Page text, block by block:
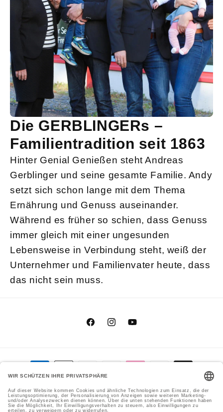
Die GERBLINGERs –
Familientradition seit 1863
Hinter Genial Genießen steht Andreas
Gerblinger und seine gesamte Familie. Andy
setzt sich schon lange mit dem Thema
Ernährung und Genuss auseinander.
Während es früher so schien, dass Genuss
immer gleich mit einer ungesunden
Lebensweise in Verbindung steht, weiß der
Unternehmer und Familienvater heute, dass
das nicht sein muss.
FacebookInstagram
Zahlungsmethoden
© 2026,Genial Genießen GmbHCookie-Einstellungen